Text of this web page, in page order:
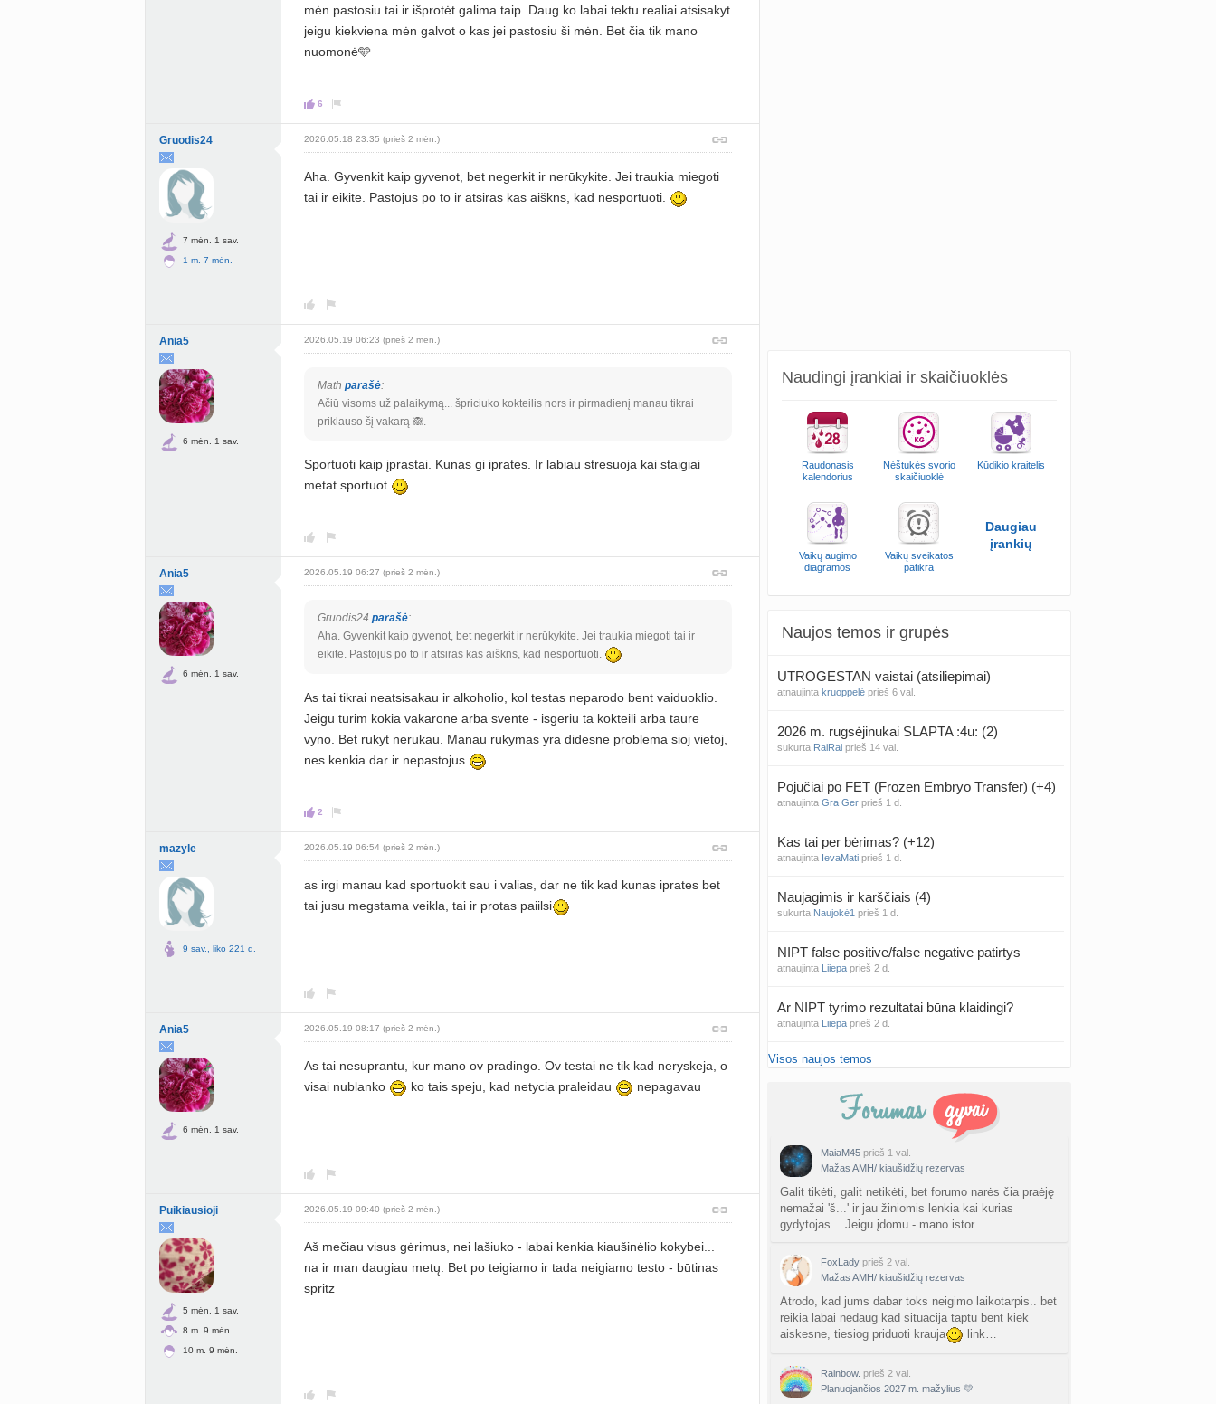
mėn pastosiu tai ir išprotėt galima taip. Daug ko labai tektu realiai atsisakyt
jeigu kiekviena mėn galvot o kas jei pastosiu ši mėn. Bet čia tik mano
nuomonė🩵
6
Gruodis24
7 mėn. 1 sav.
1 m. 7 mėn.
2026.05.18 23:35 (prieš 2 mėn.)
Aha. Gyvenkit kaip gyvenot, bet negerkit ir nerūkykite. Jei traukia miegoti
tai ir eikite. Pastojus po to ir atsiras kas aiškns, kad nesportuoti.
Ania5
6 mėn. 1 sav.
2026.05.19 06:23 (prieš 2 mėn.)
Math parašė:
Ačiū visoms už palaikymą... špriciuko kokteilis nors ir pirmadienį manau tikrai
priklauso šį vakarą 🙈.
Sportuoti kaip įprastai. Kunas gi iprates. Ir labiau stresuoja kai staigiai
metat sportuot
Ania5
6 mėn. 1 sav.
2026.05.19 06:27 (prieš 2 mėn.)
Gruodis24 parašė:
Aha. Gyvenkit kaip gyvenot, bet negerkit ir nerūkykite. Jei traukia miegoti tai ir
eikite. Pastojus po to ir atsiras kas aiškns, kad nesportuoti.
As tai tikrai neatsisakau ir alkoholio, kol testas neparodo bent vaiduoklio.
Jeigu turim kokia vakarone arba svente - isgeriu ta kokteili arba taure
vyno. Bet rukyt nerukau. Manau rukymas yra didesne problema sioj vietoj,
nes kenkia dar ir nepastojus
2
mazyle
9 sav., liko 221 d.
2026.05.19 06:54 (prieš 2 mėn.)
as irgi manau kad sportuokit sau i valias, dar ne tik kad kunas iprates bet
tai jusu megstama veikla, tai ir protas paiilsi
Ania5
6 mėn. 1 sav.
2026.05.19 08:17 (prieš 2 mėn.)
As tai nesuprantu, kur mano ov pradingo. Ov testai ne tik kad neryskeja, o
visai nublanko
ko tais speju, kad netycia praleidau nepagavau
Puikiausioji
5 mėn. 1 sav.
8 m. 9 mėn.
10 m. 9 mėn.
2026.05.19 09:40 (prieš 2 mėn.)
Aš mečiau visus gėrimus, nei lašiuko - labai kenkia kiaušinėlio kokybei...
na ir man daugiau metų. Bet po teigiamo ir tada neigiamo testo - būtinas
spritz
Naudingi įrankiai ir skaičiuoklės
Raudonasis
kalendorius
Nėštukės svorio
skaičiuoklė
Kūdikio kraitelis
Vaikų augimo
diagramos
Vaikų sveikatos
patikra
Daugiau
įrankių
Naujos temos ir grupės
UTROGESTAN vaistai (atsiliepimai)
atnaujinta kruoppelė prieš 6 val.
2026 m. rugsėjinukai SLAPTA :4u: (2)
sukurta RaiRai prieš 14 val.
Pojūčiai po FET (Frozen Embryo Transfer) (+4)
atnaujinta Gra Ger prieš 1 d.
Kas tai per bėrimas? (+12)
atnaujinta IevaMati prieš 1 d.
Naujagimis ir karščiais (4)
sukurta Naujokė1 prieš 1 d.
NIPT false positive/false negative patirtys
atnaujinta Liiepa prieš 2 d.
Ar NIPT tyrimo rezultatai būna klaidingi?
atnaujinta Liiepa prieš 2 d.
2027 Vasario mėnesio mažyliai
Traumatologai Šiauliuose (2)
Čakru valymas
sukurtasiksnyteee prieš 2 d.
Kęstutis Šklėrius
Kovo mėnesio dvyniai
sukurtaAgnieskaAdele prieš 2 d.
Anužis Jonas
Valdorfo mokyklos
Visos naujos temos
MaiaM45 prieš 1 val.
Mažas AMH/ kiaušidžių rezervas
Galit tikėti, galit netikėti, bet forumo narės čia praėję
nemažai 'š...' ir jau žiniomis lenkia kai kurias
gydytojas... Jeigu įdomu - mano istor…
FoxLady prieš 2 val.
Mažas AMH/ kiaušidžių rezervas
Atrodo, kad jums dabar toks neigimo laikotarpis.. bet
reikia labai nedaug kad situacija taptu bent kiek
aiskesne, tiesiog priduoti krauja
link…
Rainbow. prieš 2 val.
Planuojančios 2027 m. mažylius 💛